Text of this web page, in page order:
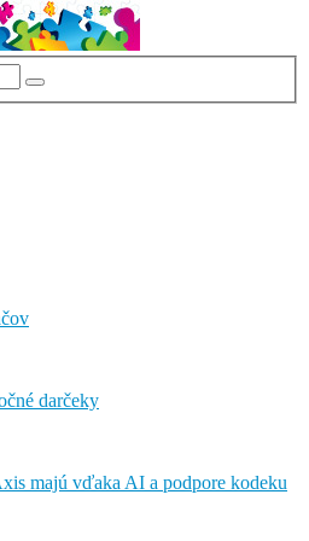
darčeky
majú vďaka AI a podpore kodeku